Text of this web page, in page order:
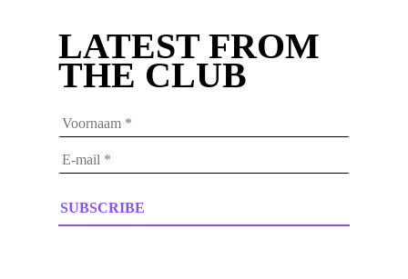
LATEST FROM
THE CLUB
Voornaam *
E-